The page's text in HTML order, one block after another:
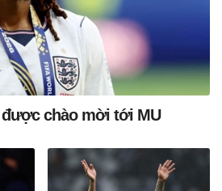
được chào mời tới MU